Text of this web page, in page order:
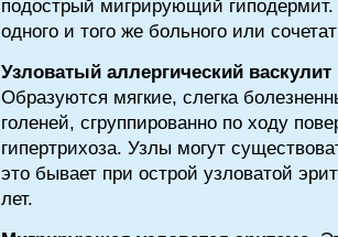
подострый мигрирующий
одного и того же больного или
Узловатый аллергический васкулит
Образуются мягкие, слегка
голеней, сгруппированно по ходу
гипертрихоза. Узлы могут
это бывает при острой узловатой
лет.